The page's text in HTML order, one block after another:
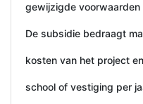
gewijzigde
De subsidie bedraagt
kosten van het project
school of vestiging per